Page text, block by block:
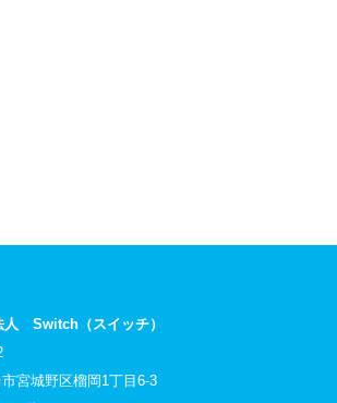
人 Switch（スイッチ）
宮城野区榴岡1丁目6-3